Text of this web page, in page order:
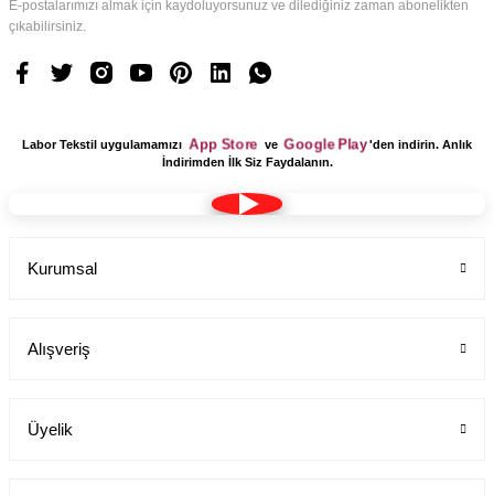
E-postalarımızı almak için kaydoluyorsunuz ve dilediğiniz zaman abonelikten
çıkabilirsiniz.
Labor Tekstil uygulamamızı App Store ve Google Play
'den indirin. Anlık
İndirimden İlk Siz Faydalanın.
Kurumsal
Alışveriş
Üyelik